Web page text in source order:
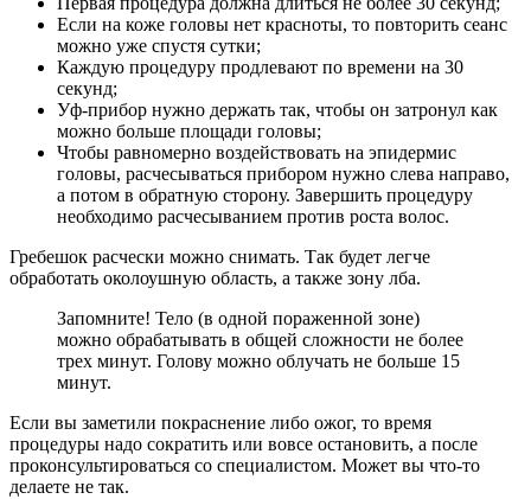
Если на коже головы нет красноты, то повторить сеанс
можно уже спустя сутки;
Каждую процедуру продлевают по времени на 30
секунд;
Уф-прибор нужно держать так, чтобы он затронул как
можно больше площади головы;
Чтобы равномерно воздействовать на эпидермис
головы, расчесываться прибором нужно слева направо,
а потом в обратную сторону. Завершить процедуру
необходимо расчесыванием против роста волос.
Гребешок расчески можно снимать. Так будет легче
обработать околоушную область, а также зону лба.
Запомните! Тело (в одной пораженной зоне)
можно обрабатывать в общей сложности не более
трех минут. Голову можно облучать не больше 15
минут.
Если вы заметили покраснение либо ожог, то время
процедуры надо сократить или вовсе остановить, а после
проконсультироваться со специалистом. Может вы что-то
делаете не так.